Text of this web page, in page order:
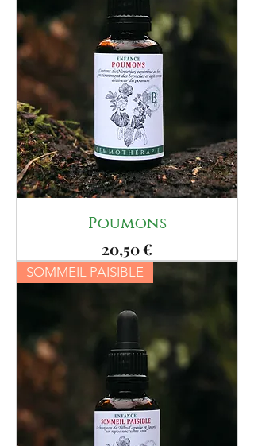
Poumons
Prix
20,50 €
SOMMEIL PAISIBLE